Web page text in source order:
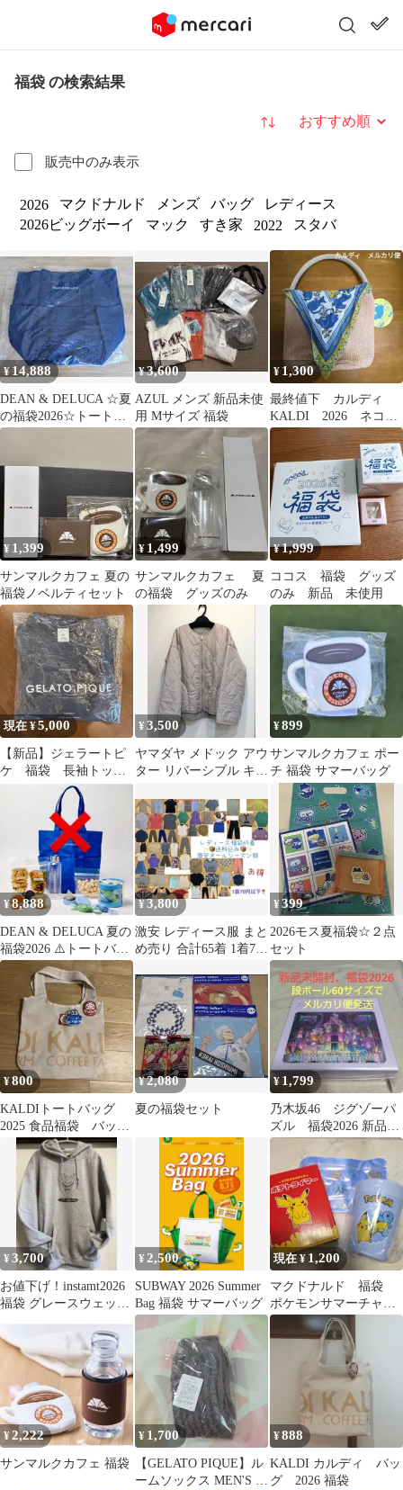
福袋 の検索結果
販売中のみ表示
並び替え
2026 マクドナルド メンズ バッグ
レディース
2026ビッグボーイ
マック すき家 2022 スタバ
¥ 14,888
DEAN & DELUCA ☆夏
の福袋2026☆トートバ
ッグのみ
¥3,600
AZUL メンズ 新品未使
用 Mサイズ 福袋
¥ 1,300
最終値下 カルディ
KALDI 2026 ネコバ
ッグ 猫の日 福袋
¥ 1,399
サンマルクカフェ 夏の
福袋ノベルティセット
¥ 1,499
サンマルクカフェ 夏
の福袋 グッズのみ
¥1,999
ココス 福袋 グッズ
のみ 新品 未使用
現在 ¥5,000
【新品】ジェラートピ
ケ 福袋 長袖トップ
ス＆ロングパンツ
¥3,500
ヤマダヤ メドック アウ
ター リバーシブル キル
¥899
サンマルクカフェ ポー
チ 福袋 サマーバッグ
¥8,888
DEAN & DELUCA 夏の
福袋2026 ⚠️トートバッ
グなし
¥3,800
激安 レディース服 まと
め売り 合計65着 1着70
M
¥399
2026モス夏福袋☆２点
セット
¥800
KALDIトートバッグ
2025 食品福袋 バッグ
のみ ミニチュアバッグ
おまけ付
¥2,080
夏の福袋セット
¥ 1,799
乃木坂46 ジグゾーパ
ズル 福袋2026 新品未
開封
¥3,700
お値下げ！instamt2026
福袋 グレースウェット
¥ 2,500
SUBWAY 2026 Summer
Bag 福袋 サマーバッグ
現在 ¥ 1,200
マクドナルド 福袋
ポケモンサマーチャン
スバッグ 2026
¥2,222
サンマルクカフェ 福袋
¥ 1,700
【GELATO PIQUE】ル
ームソックス MEN'S 福
¥888
KALDI カルディ バッ
グ 2026 福袋